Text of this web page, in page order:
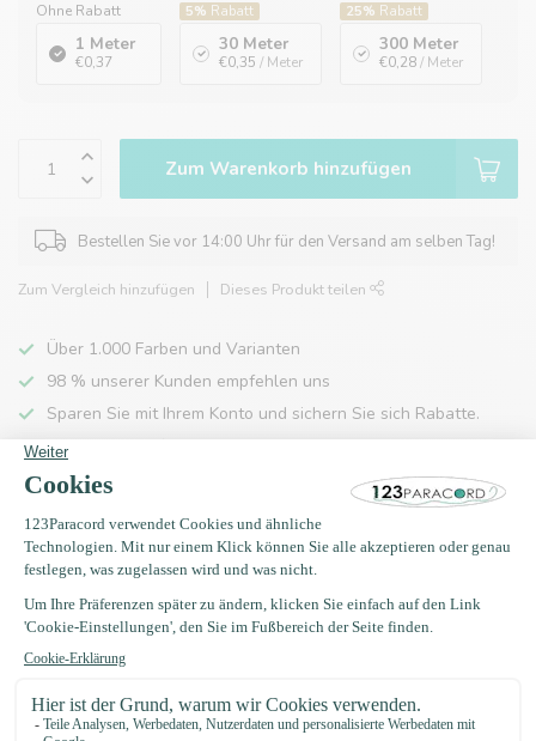
Ohne Rabatt
1 Meter
€0,37
5% Rabatt
30 Meter
€0,35 / Meter
25% Rabatt
300 Meter
€0,28/ Meter
Zum Warenkorb hinzufügen
Bestellen Sie vor 14:00 Uhr für den Versand am selben Tag!
Zum Vergleich hinzufügen Dieses Produkt teilen
Über 1.000 Farben und Varianten
98 % unserer Kunden empfehlen uns
Sparen Sie mit Ihrem Konto und sichern Sie sich Rabatte.
Kostenlose Lieferung nach Hause ab 150 €
Produktbeschreibung
Zuletzt angesehen